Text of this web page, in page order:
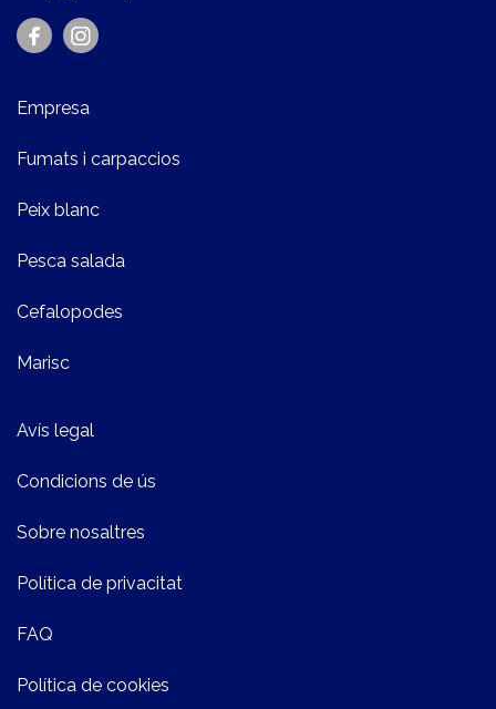
Empresa
Fumats i carpaccios
Peix blanc
Pesca salada
Cefalopodes
Marisc
Avís legal
Condicions de ús
Sobre nosaltres
Política de privacitat
FAQ
Política de cookies